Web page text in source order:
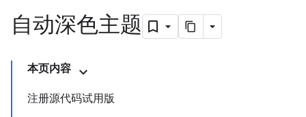
自动深色主题
本页内容
注册源代码试用版